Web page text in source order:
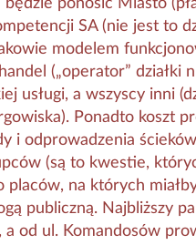
będzie ponosić Miasto
SA (nie jest to
modelem
(„operator”
usługi, a wszyscy inni
Ponadto koszt
i odprowadzenia
(są to kwestie,
placów, na których
publiczną. Najbliższy
a od ul. Komandosów